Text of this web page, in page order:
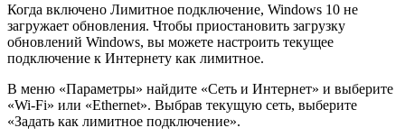
Когда включено Лимитное подключение, Windows 10 не
загружает обновления. Чтобы приостановить загрузку
обновлений Windows, вы можете настроить текущее
подключение к Интернету как лимитное.
В меню «Параметры» найдите «Сеть и Интернет» и выберите
«Wi-Fi» или «Ethernet». Выбрав текущую сеть, выберите
«Задать как лимитное подключение».